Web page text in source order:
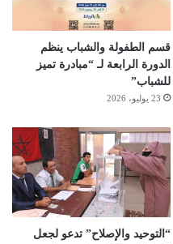
قسم الطفولة والشباب ينظم
الدورة الرابعة لـ “مبادرة تميز
للشباب”
23 يوليو، 2026
“التوحيد والإصلاح” تدعو لجعل